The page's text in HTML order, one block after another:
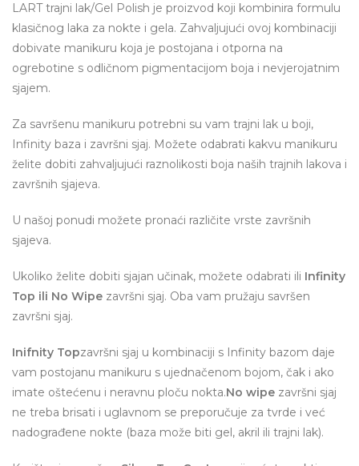
LART trajni lak/Gel Polish je proizvod koji kombinira formulu
klasičnog laka za nokte i gela. Zahvaljujući ovoj kombinaciji
dobivate manikuru koja je postojana i otporna na
ogrebotine s odličnom pigmentacijom boja i nevjerojatnim
sjajem.
Za savršenu manikuru potrebni su vam trajni lak u boji,
Infinity baza i završni sjaj. Možete odabrati kakvu manikuru
želite dobiti zahvaljujući raznolikosti boja naših trajnih lakova i
završnih sjajeva.
U našoj ponudi možete pronaći različite vrste završnih
sjajeva.
Ukoliko želite dobiti sjajan učinak, možete odabrati ili Infinity
Top ili No Wipe završni sjaj. Oba vam pružaju savršen
završni sjaj.
Inifnity Topzavršni sjaj u kombinaciji s Infinity bazom daje
vam postojanu manikuru s ujednačenom bojom, čak i ako
imate oštećenu i neravnu ploču nokta.No wipe završni sjaj
ne treba brisati i uglavnom se preporučuje za tvrde i već
nadograđene nokte (baza može biti gel, akril ili trajni lak).